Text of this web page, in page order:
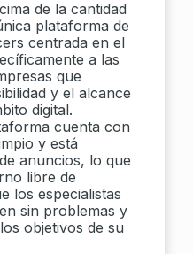
de la cantidad
plataforma de
centrada en el
a las
que
y el alcance
digital.
cuenta con
y está
anuncios, lo que
libre de
los especialistas
sin problemas y
objetivos de su